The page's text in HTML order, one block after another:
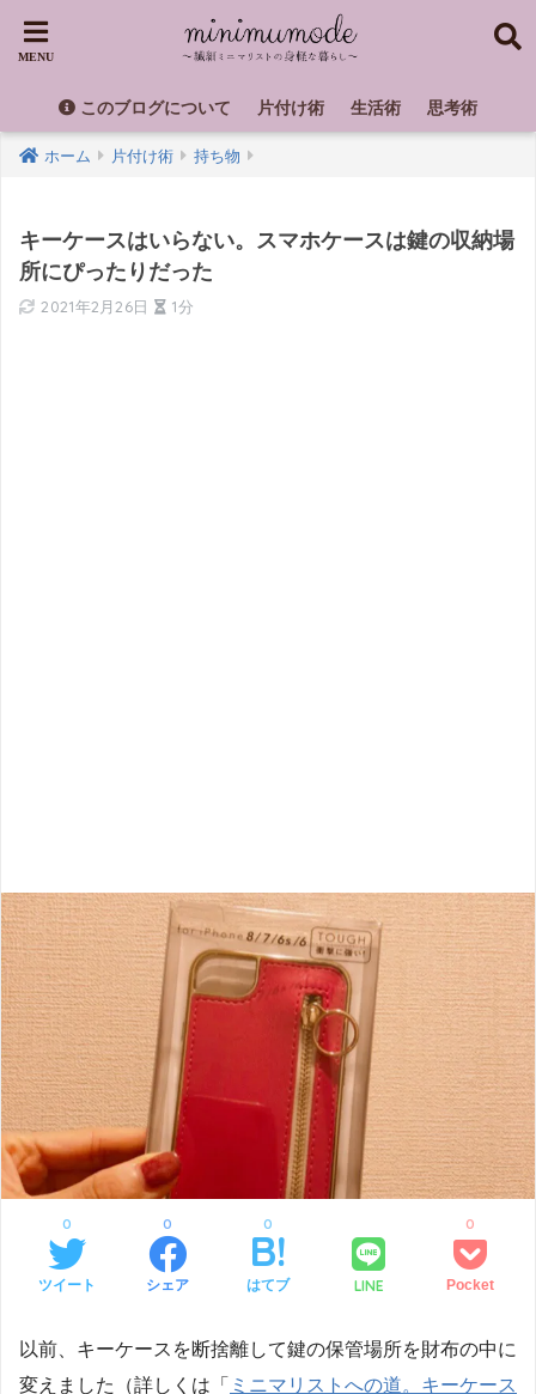
このブログについて 片付け術 生活術 思考術
ホーム 片付け術 持ち物
キーケースはいらない。スマホケースは鍵の収納場
所にぴったりだった
2021年2月26日 1分
ツイート
0
シェア
0
はてブ
0
LINE Pocket
0
以前、キーケースを断捨離して鍵の保管場所を財布の中に
変えました（詳しくは「 ミニマリストへの道。キーケース